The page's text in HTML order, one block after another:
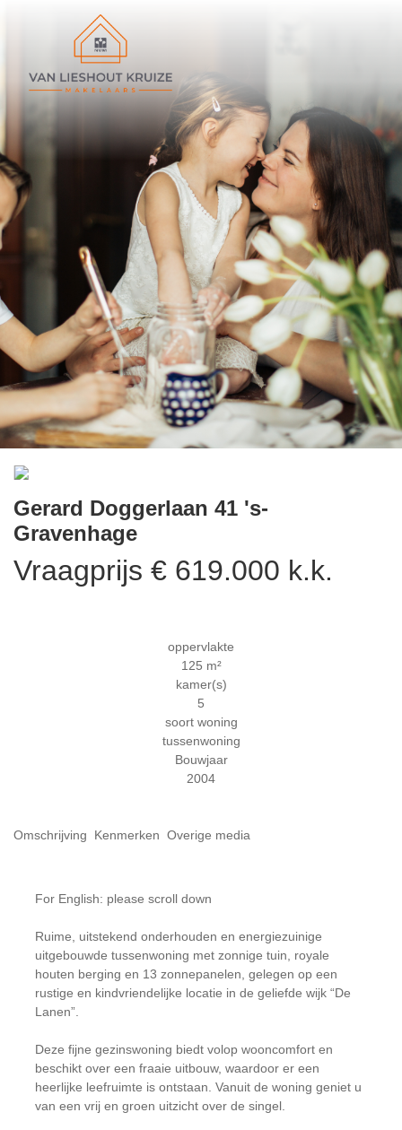
Gerard Doggerlaan 41 's-
Gravenhage
Vraagprijs € 619.000 k.k.
oppervlakte
125 m²
kamer(s)
5
soort woning
tussenwoning
Bouwjaar
2004
Omschrijving Kenmerken Overige media
For English: please scroll down
Ruime, uitstekend onderhouden en energiezuinige
uitgebouwde tussenwoning met zonnige tuin, royale
houten berging en 13 zonnepanelen, gelegen op een
rustige en kindvriendelijke locatie in de geliefde wijk “De
Lanen”.
Deze fijne gezinswoning biedt volop wooncomfort en
beschikt over een fraaie uitbouw, waardoor er een
heerlijke leefruimte is ontstaan. Vanuit de woning geniet u
van een vrij en groen uitzicht over de singel.